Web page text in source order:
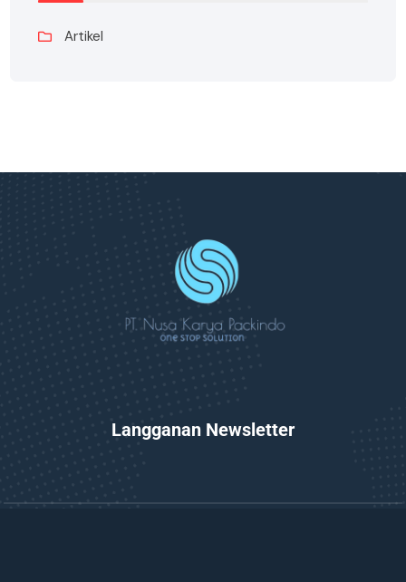
Artikel
Langganan Newsletter